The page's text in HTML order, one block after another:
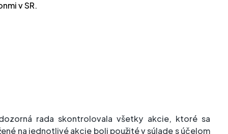
v SR.
rada skontrolovala všetky akcie, ktoré sa
na jednotlivé akcie boli použité v súlade s účelom